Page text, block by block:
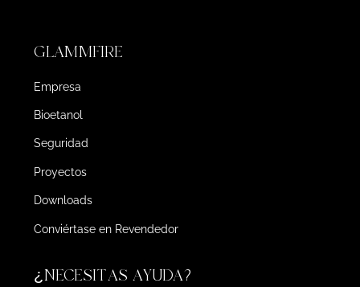
GLAMMFIRE
Empresa
Bioetanol
Seguridad
Proyectos
Downloads
Conviértase en Revendedor
¿NECESITAS AYUDA?